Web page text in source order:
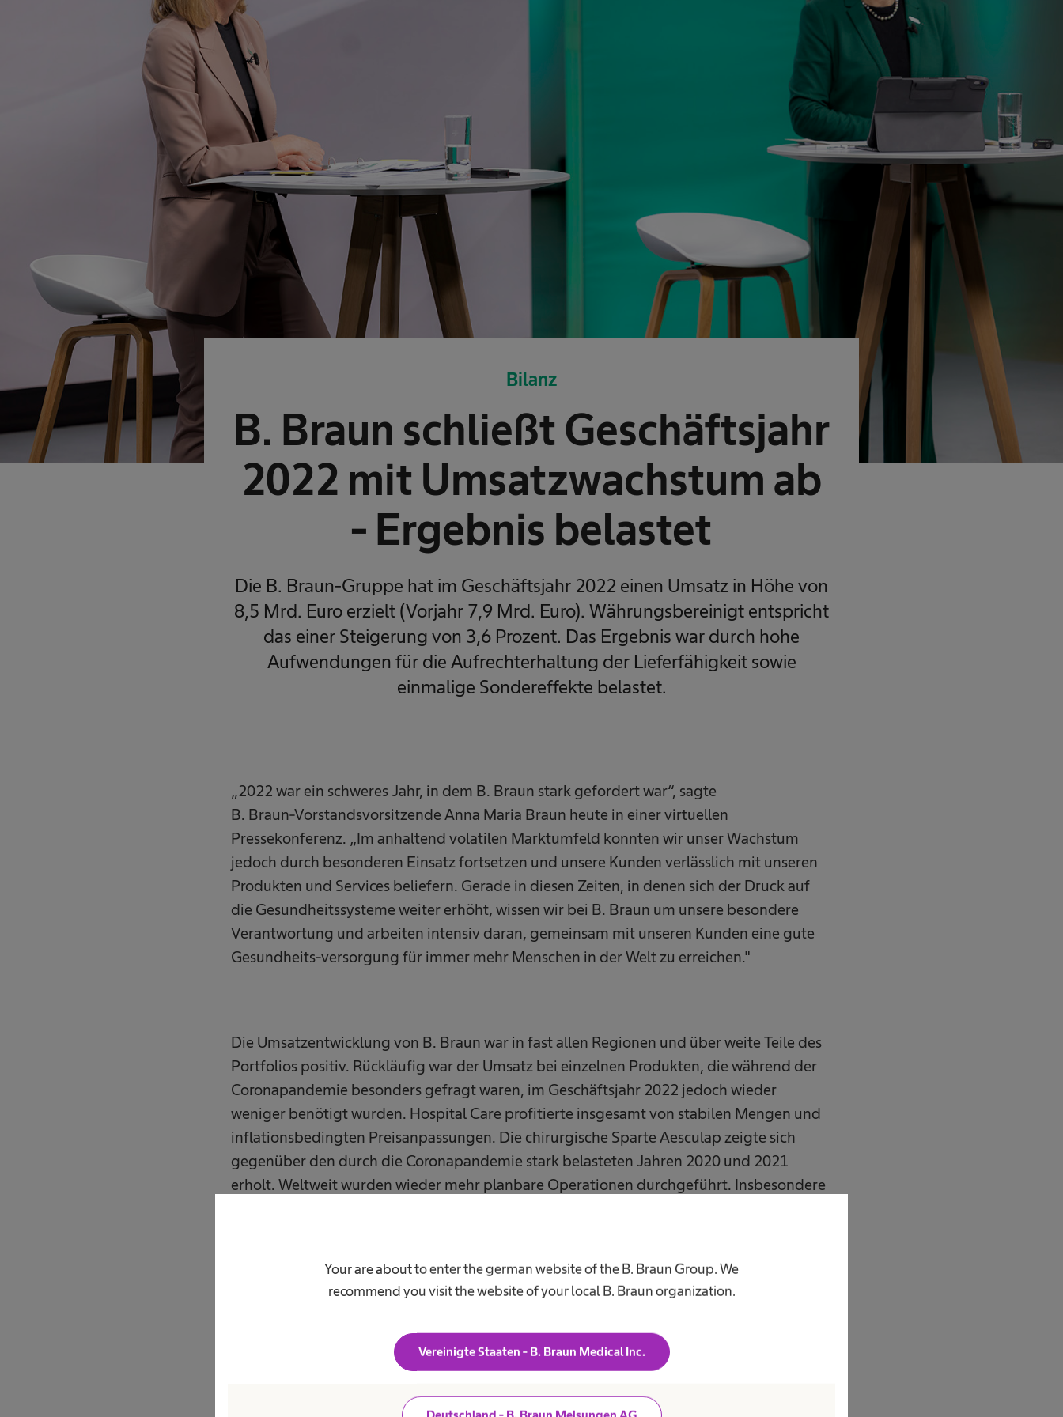
Your are about to enter the german website of the B. Braun Group. We
recommend you visit the website of your local B. Braun organization.
Vereinigte Staaten - B. Braun Medical Inc.
Bilanz
B. Braun schließt Geschäftsjahr
2022 mit Umsatzwachstum ab
- Ergebnis belastet
Die B. Braun-Gruppe hat im Geschäftsjahr 2022 einen Umsatz in Höhe von
8,5 Mrd. Euro erzielt (Vorjahr 7,9 Mrd. Euro). Währungsbereinigt entspricht
das einer Steigerung von 3,6 Prozent. Das Ergebnis war durch hohe
Aufwendungen für die Aufrechterhaltung der Lieferfähigkeit sowie
einmalige Sondereffekte belastet.
„2022 war ein schweres Jahr, in dem B. Braun stark gefordert war“, sagte
B. Braun-Vorstandsvorsitzende Anna Maria Braun heute in einer virtuellen
Pressekonferenz. „Im anhaltend volatilen Marktumfeld konnten wir unser Wachstum
jedoch durch besonderen Einsatz fortsetzen und unsere Kunden verlässlich mit unseren
Produkten und Services beliefern. Gerade in diesen Zeiten, in denen sich der Druck auf
die Gesundheitssysteme weiter erhöht, wissen wir bei B. Braun um unsere besondere
Verantwortung und arbeiten intensiv daran, gemeinsam mit unseren Kunden eine gute
Gesundheits-versorgung für immer mehr Menschen in der Welt zu erreichen."
Die Umsatzentwicklung von B. Braun war in fast allen Regionen und über weite Teile des
Portfolios positiv. Rückläufig war der Umsatz bei einzelnen Produkten, die während der
Coronapandemie besonders gefragt waren, im Geschäftsjahr 2022 jedoch wieder
weniger benötigt wurden. Hospital Care profitierte insgesamt von stabilen Mengen und
inflationsbedingten Preisanpassungen. Die chirurgische Sparte Aesculap zeigte sich
gegenüber den durch die Coronapandemie stark belasteten Jahren 2020 und 2021
erholt. Weltweit wurden wieder mehr planbare Operationen durchgeführt. Insbesondere
Extrakorporale Blutbehandlung sowie Wundmanagement, Stoma- und
interne Effekte belastet. Maßgeblich trugen deutlich höhere Aufwendungen für